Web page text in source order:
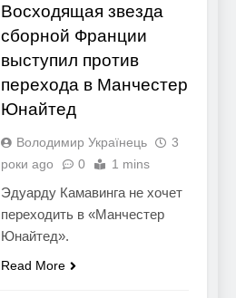
Восходящая звезда
сборной Франции
выступил против
перехода в Манчестер
Юнайтед
Володимир Українець
3
роки ago
0 1 mins
Эдуарду Камавинга не хочет
переходить в «Манчестер
Юнайтед».
Read More